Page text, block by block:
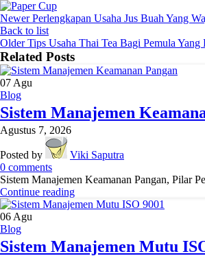
Newer Perlengkapan Usaha Jus Buah Yang
Back to list
Older Tips Usaha Thai Tea Bagi Pemula Yang
Related Posts
07 Agu
Blog
Sistem Manajemen
Agustus 7, 2026
Posted by
Viki Saputra
0 comments
Sistem Manajemen Keamanan Pangan, Pilar
Continue reading
06 Agu
Blog
Sistem Manajemen Mutu